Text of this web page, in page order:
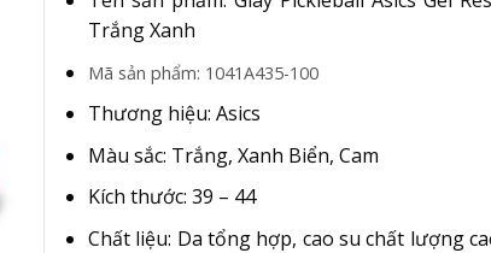
1.800.000VND. là:
Trắng Xanh
Mã sản phẩm: 1041A435-100
Thương hiệu: Asics
Màu sắc: Trắng, Xanh Biển, Cam
Kích thước: 39 – 44
Chất liệu: Da tổng hợp, cao su chất lượng